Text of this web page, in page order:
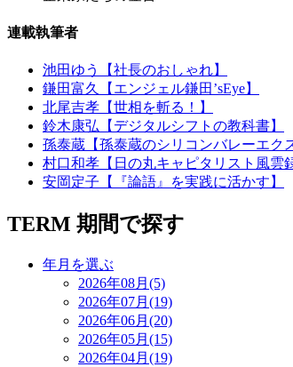
連載執筆者
池田ゆう【社長のおしゃれ】
鎌田富久【エンジェル鎌田’sEye】
北尾吉孝【世相を斬る！】
鈴木康弘【デジタルシフトの教科書】
孫泰蔵【孫泰蔵のシリコンバレーエク
村口和孝【日の丸キャピタリスト風雲
安岡定子【『論語』を実践に活かす】
TERM 期間で探す
年月を選ぶ
2026年08月(5)
2026年07月(19)
2026年06月(20)
2026年05月(15)
2026年04月(19)